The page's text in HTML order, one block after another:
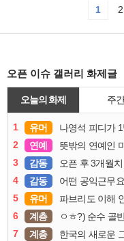
1 2
오픈 이슈 갤러리 화제글
오늘의 화제 주간
1 유머 나영석 피디가
2
연예 뜻밖의 연예인
3
감동 오픈 후 3개월
4
감동 어떤 공익근무
5
유머 파브리도 이해
6
계층 ㅇㅎ?) 순수 골
7
계층 한국의 새로운